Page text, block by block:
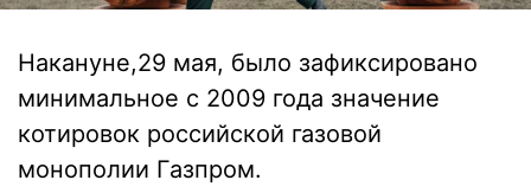
Накануне,29 мая, было зафиксировано
минимальное с 2009 года значение
котировок российской газовой
монополии Газпром.